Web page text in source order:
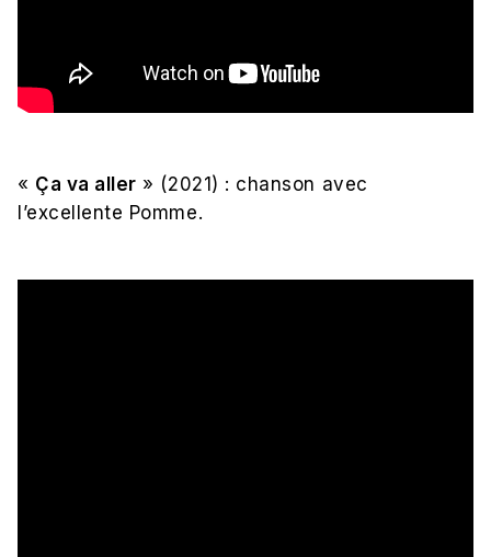
« Ça va aller » (2021) : chanson avec
l’excellente Pomme.